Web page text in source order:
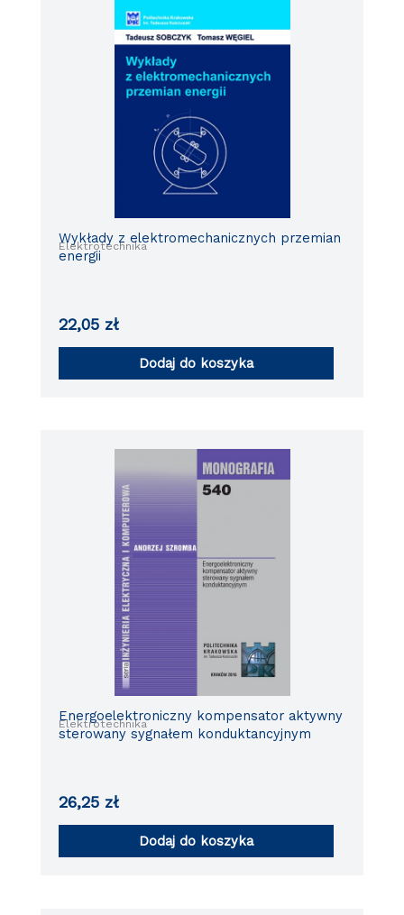
Elektrotechnika
Wykłady z elektromechanicznych przemian
energii
22,05 zł
Dodaj do koszyka
Elektrotechnika
Energoelektroniczny kompensator aktywny
sterowany sygnałem konduktancyjnym
26,25 zł
Dodaj do koszyka